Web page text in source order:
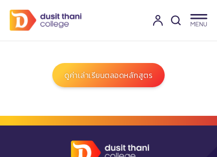
ดูค่าเล่าเรียนตลอดหลักสูตร